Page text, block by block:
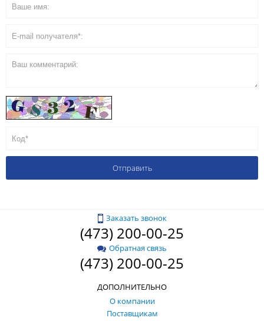
Заказать звонок
(473) 200-00-25
Обратная связь
(473) 200-00-25
ДОПОЛНИТЕЛЬНО
О компании
Поставщикам